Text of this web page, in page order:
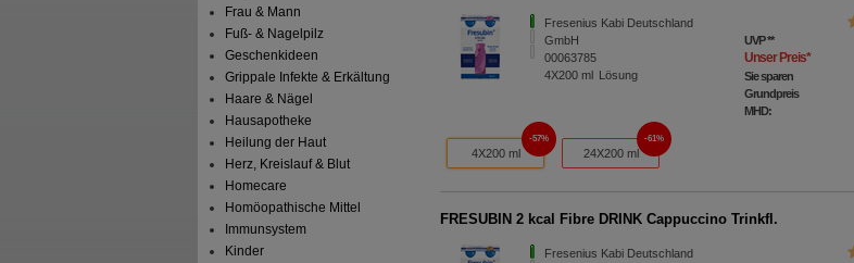
Frau & Mann
Fuß- & Nagelpilz
Geschenkideen
Grippale Infekte & Erkältung
Haare & Nägel
Hausapotheke
Heilung der Haut
Herz, Kreislauf & Blut
Homecare
Homöopathische Mittel
Immunsystem
Kinder
Fresenius Kabi Deutschland
GmbH
00063785
4X200 ml Lösung
UVP**
Unser Preis*
Sie sparen
Grundpreis
MHD:
4X200 ml
57%
24X200 ml
61%
FRESUBIN 2 kcal Fibre DRINK Cappuccino Trinkfl.
Fresenius Kabi Deutschland